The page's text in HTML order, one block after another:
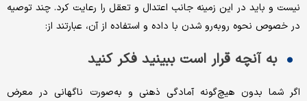
نیست و باید در این زمینه جانب اعتدال و تعقل را رعایت کرد. چند توصیه‌‌‌
در خصوص نحوه روبه‌‌‌رو شدن با داده و استفاده از آن، عبارتند از:
به آنچه قرار است ببینید فکر کنید
اگر شما بدون هیچ‌‌‌گونه آمادگی ذهنی و به‌‌‌صورت ناگهانی در معرض